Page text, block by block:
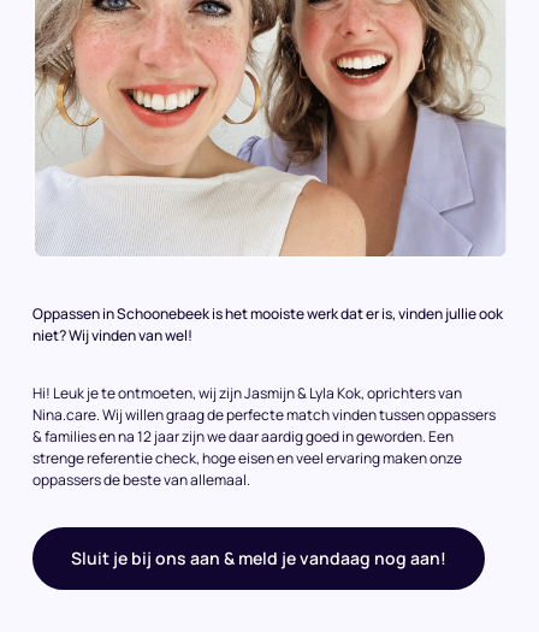
Oppassen in Schoonebeek is het mooiste werk dat er is, vinden jullie ook
niet? Wij vinden van wel!
Hi! Leuk je te ontmoeten, wij zijn Jasmijn & Lyla Kok, oprichters van
Nina.care. Wij willen graag de perfecte match vinden tussen oppassers
& families en na 12 jaar zijn we daar aardig goed in geworden. Een
strenge referentie check, hoge eisen en veel ervaring maken onze
oppassers de beste van allemaal.
Sluit je bij ons aan & meld je vandaag nog aan!